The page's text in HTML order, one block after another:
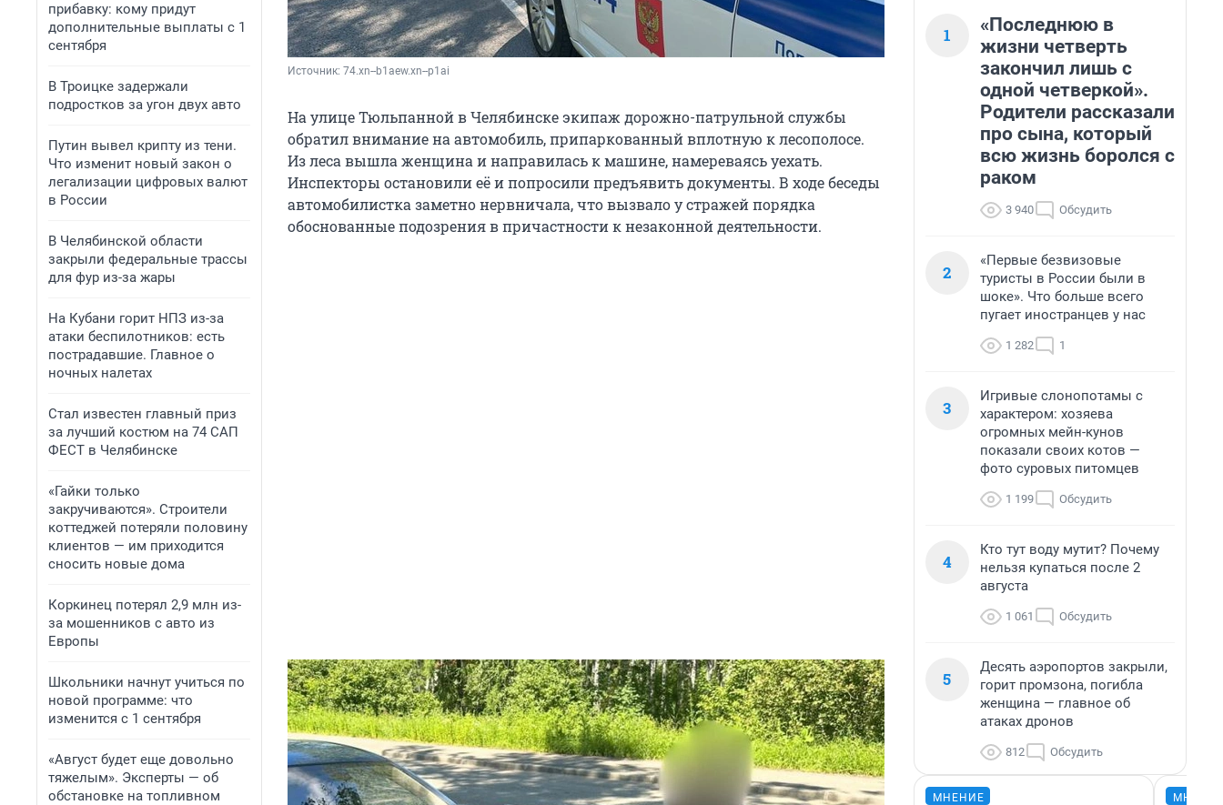
прибавку: кому придут
дополнительные выплаты с 1
сентября
В Троицке задержали
подростков за угон двух авто
Путин вывел крипту из тени.
Что изменит новый закон о
легализации цифровых валют
в России
В Челябинской области
закрыли федеральные трассы
для фур из-за жары
На Кубани горит НПЗ из-за
атаки беспилотников: есть
пострадавшие. Главное о
ночных налетах
Стал известен главный приз
за лучший костюм на 74 САП
ФЕСТ в Челябинске
«Гайки только
закручиваются». Строители
коттеджей потеряли половину
клиентов — им приходится
сносить новые дома
Коркинец потерял 2,9 млн из-
за мошенников с авто из
Европы
Школьники начнут учиться по
новой программе: что
изменится с 1 сентября
«Август будет еще довольно
тяжелым». Эксперты — об
обстановке на топливном
Источник: 74.xn--b1aew.xn--p1ai
На улице Тюльпанной в Челябинске экипаж дорожно-патрульной службы
обратил внимание на автомобиль, припаркованный вплотную к лесополосе.
Из леса вышла женщина и направилась к машине, намереваясь уехать.
Инспекторы остановили её и попросили предъявить документы. В ходе беседы
автомобилистка заметно нервничала, что вызвало у стражей порядка
обоснованные подозрения в причастности к незаконной деятельности.
1
«Последнюю в
жизни четверть
закончил лишь с
одной четверкой».
Родители рассказали
про сына, который
всю жизнь боролся с
раком
3 940 Обсудить
2
«Первые безвизовые
туристы в России были в
шоке». Что больше всего
пугает иностранцев у нас
1 282 1
3
Игривые слонопотамы с
характером: хозяева
огромных мейн-кунов
показали своих котов —
фото суровых питомцев
1 199 Обсудить
4
Кто тут воду мутит? Почему
нельзя купаться после 2
августа
1 061 Обсудить
5
Десять аэропортов закрыли,
горит промзона, погибла
женщина — главное об
атаках дронов
812 Обсудить
МНЕНИЕ